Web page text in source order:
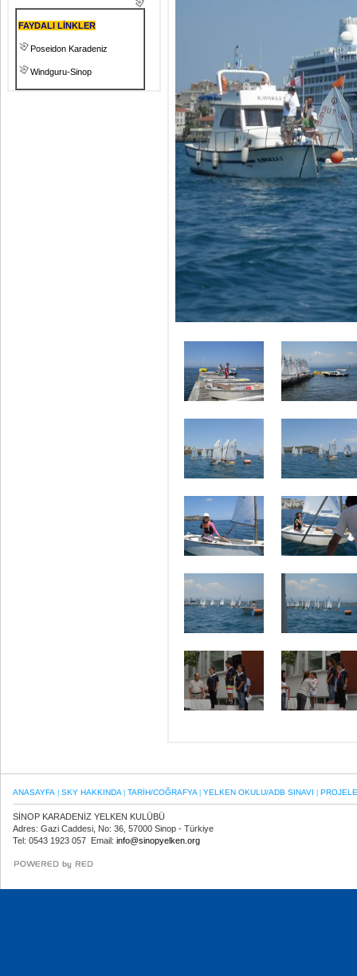
FAYDALI LİNKLER
Poseidon Karadeniz
Windguru-Sinop
ANASAYFA SKY HAKKINDA TARİH/COĞRAFYA YELKEN OKULU/ADB SINAVI
SİNOP KARADENİZ YELKEN KULÜBÜ
Adres: Gazi Caddesi, No: 36, 57000 Sinop - Türkiye
Tel: 0543 1923 057 Email: info@sinopyelken.org